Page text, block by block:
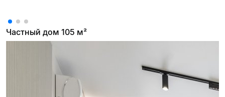
Частный дом 105 м²